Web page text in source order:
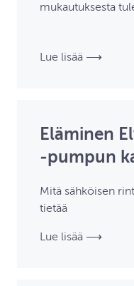
mukautuksesta
Lue lisää ⟶
Eläminen
‑pumpun
Mitä sähköisen
tietää
Lue lisää ⟶